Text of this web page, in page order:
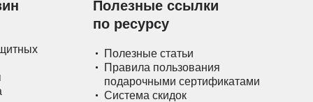
Полезные ссылки
по ресурсу
Полезные статьи
Правила пользования
подарочными сертификатами
Система скидок